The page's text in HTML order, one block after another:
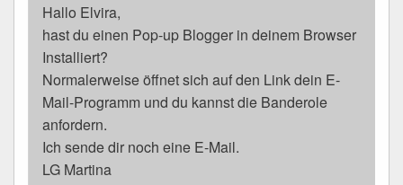
Hallo Elvira,
hast du einen Pop-up Blogger in deinem Browser
Installiert?
Normalerweise öffnet sich auf den Link dein E-
Mail-Programm und du kannst die Banderole
anfordern.
Ich sende dir noch eine E-Mail.
LG Martina